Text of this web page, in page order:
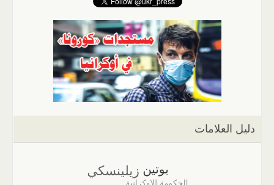
دليل العلامات